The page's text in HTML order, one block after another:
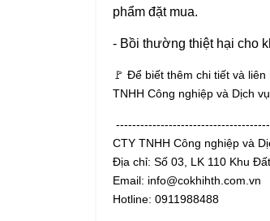
phẩm đặt mua.
- Bồi thường thiệt hại cho
🚩 Để biết thêm chi tiết và
TNHH Công nghiệp và Dịch
CTY TNHH Công nghiệp và
Địa chỉ: Số 03, LK 110 Khu
Email: info@cokhihth.com.vn
Hotline: 0911988488